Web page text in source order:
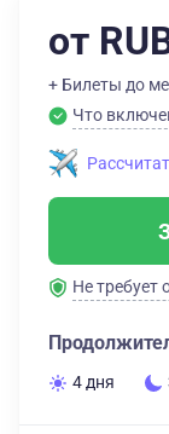
от
+ Билеты до
Что
Не требует
4 дня